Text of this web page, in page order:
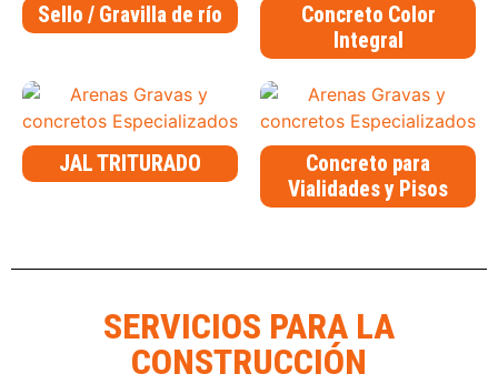
Sello / Gravilla de río
Concreto Color
Integral
JAL TRITURADO
Concreto para
Vialidades y Pisos
SERVICIOS PARA LA
CONSTRUCCIÓN